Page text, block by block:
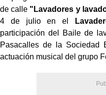
de calle "Lavadores y
4 de julio en el
participación del Baile de
Pasacalles de la Sociedad
actuación musical del grupo